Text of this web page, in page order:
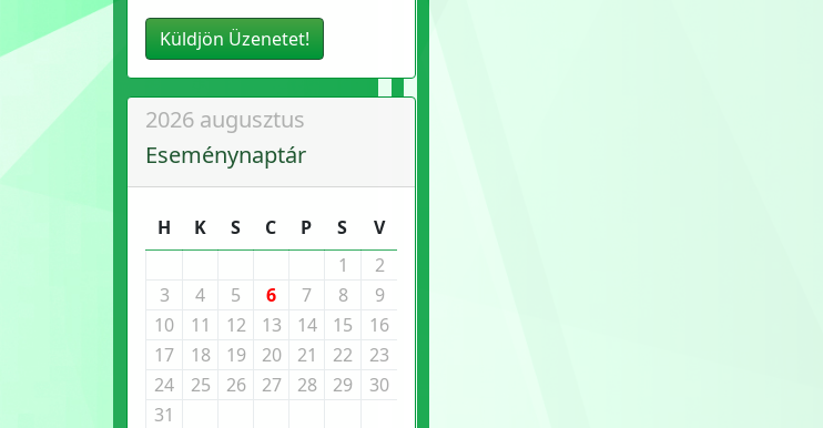
Küldjön Üzenetet!
2026 augusztus
Eseménynaptár
H K S C P S
V
1
2
3
4 5 6 7 8
9
10
11 12 13 14 15
16
17
18 19 20 21 22
23
24
25 26 27 28 29
30
31